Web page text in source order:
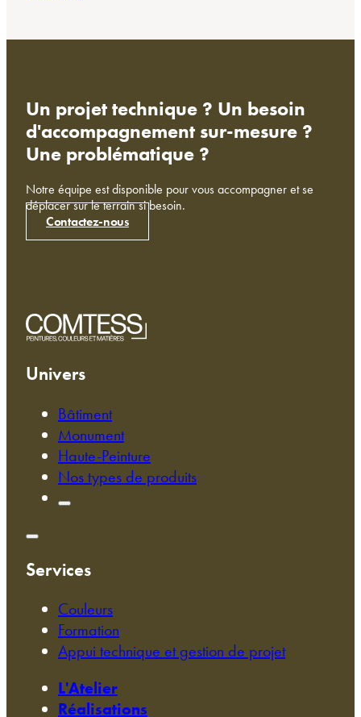
Un projet technique ? Un besoin
d'accompagnement sur-mesure ?
Une problématique ?
Notre équipe est disponible pour vous accompagner et se
déplacer sur le terrain si besoin.
Contactez-nous
Univers
Bâtiment
Monument
Haute-Peinture
Nos types de produits
Services
Couleurs
Formation
Appui technique et gestion de projet
L'Atelier
Réalisations